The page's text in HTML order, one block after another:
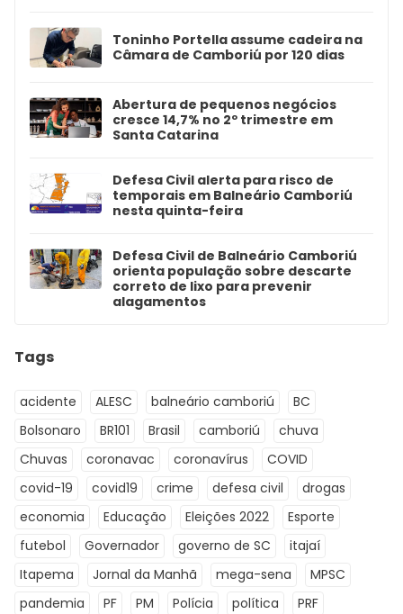
Toninho Portella assume cadeira na
Câmara de Camboriú por 120 dias
Abertura de pequenos negócios
cresce 14,7% no 2º trimestre em
Santa Catarina
Defesa Civil alerta para risco de
temporais em Balneário Camboriú
nesta quinta-feira
Defesa Civil de Balneário Camboriú
orienta população sobre descarte
correto de lixo para prevenir
alagamentos
Tags
acidente ALESC balneário camboriú
BC
Bolsonaro
BR101 Brasil camboriú
chuva
Chuvas
coronavac coronavírus
COVID
covid-19
covid19 crime defesa civil
drogas
economia
Educação Eleições 2022
Esporte
futebol
Governador governo de SC
itajaí
Itapema
Jornal da Manhã mega-sena
MPSC
pandemia
PF PM Polícia política
PRF